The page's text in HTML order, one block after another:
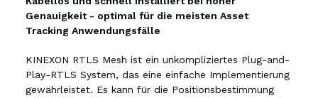
Genauigkeit - optimal für die meisten Asset
Tracking Anwendungsfälle
KINEXON RTLS Mesh ist ein unkompliziertes Plug-and-
Play-RTLS System, das eine einfache Implementierung
gewährleistet. Es kann für die Positionsbestimmung